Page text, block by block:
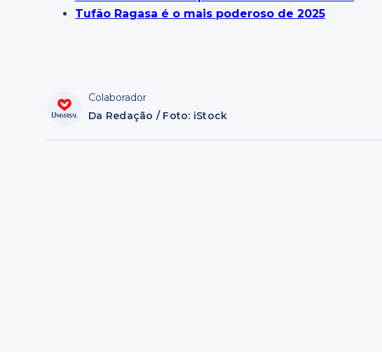
Tufão Ragasa é o mais poderoso de 2025
Colaborador
Da Redação / Foto: iStock